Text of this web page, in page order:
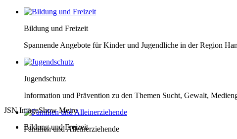
Bildung und Freizeit
Spannende Angebote für Kinder und Jugendliche in der Region
Jugendschutz
Information und Prävention zu den Themen Sucht, Gewalt,
Familien und Alleinerziehende
JSN ImageShow Metro
Bildung und Freizeit